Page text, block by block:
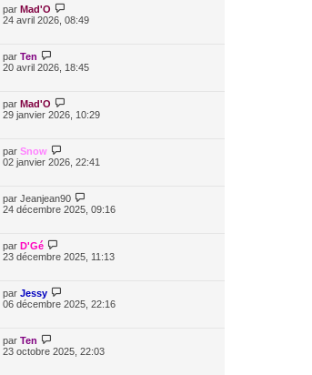
par Mad'O
24 avril 2026, 08:49
par Ten
20 avril 2026, 18:45
par Mad'O
29 janvier 2026, 10:29
par Snow
02 janvier 2026, 22:41
par Jeanjean90
24 décembre 2025, 09:16
par D'Gé
23 décembre 2025, 11:13
par Jessy
06 décembre 2025, 22:16
par Ten
23 octobre 2025, 22:03